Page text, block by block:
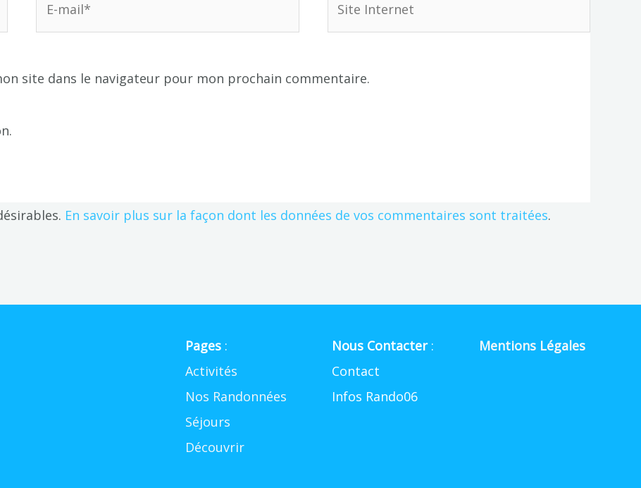
site dans le navigateur pour mon prochain commentaire.
En savoir plus sur la façon dont les données de vos commentaires sont traitées.
Pages:
Activités
Nos Randonnées
Séjours
Découvrir
Nous Contacter:
Contact
Infos Rando06
Mentions Légales